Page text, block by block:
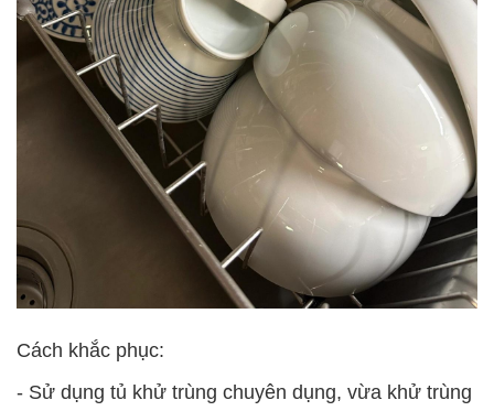
Cách khắc phục:
- Sử dụng tủ khử trùng chuyên dụng, vừa khử trùng